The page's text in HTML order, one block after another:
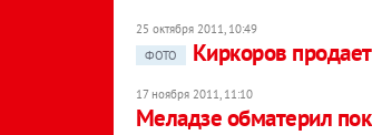
25 октября 2011, 10:49
ФОТО
Киркоров
17 ноября 2011, 11:10
Меладзе обматерил